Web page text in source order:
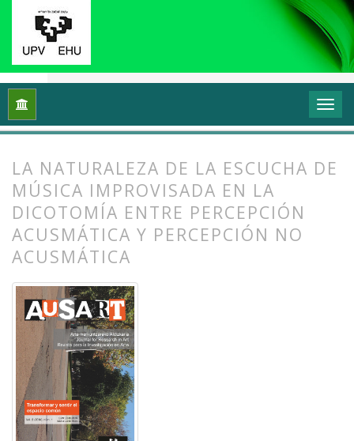
Inicio Vol. 2 Núm. 1 (2014): Transformar y sentir
LA NATURALEZA DE LA ESCUCHA DE
MÚSICA IMPROVISADA EN LA
DICOTOMÍA ENTRE PERCEPCIÓN
ACUSMÁTICA Y PERCEPCIÓN NO
ACUSMÁTICA